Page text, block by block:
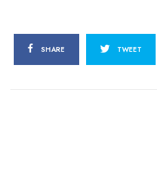
SHARE TWEET